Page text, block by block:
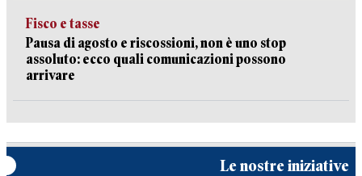
Fisco e tasse
Pausa di agosto e riscossioni, non è uno stop
assoluto: ecco quali comunicazioni possono
arrivare
Le nostre iniziative